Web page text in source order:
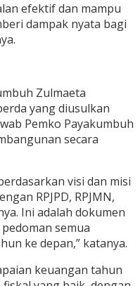
efektif dan mampu
dampak nyata bagi
Zulmaeta
yang diusulkan
Pemko Payakumbuh
secara
visi dan misi
RPJPD, RPJMN,
Ini adalah dokumen
semua
ke depan,” katanya.
keuangan tahun